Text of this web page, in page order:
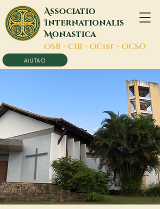
Associatio
Internationalis
Monastica
OSB - CIB - OCist - OCSO
AIUTACI